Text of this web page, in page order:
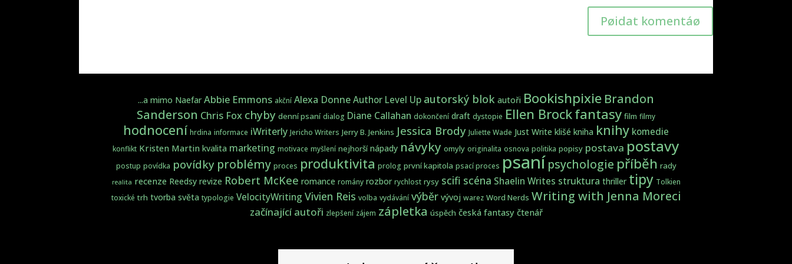
Pøidat komentáø
...a mimo Naefar Abbie Emmons akční Alexa DonneAuthor Level Up autorský blok autoři Bookishpixie Brandon
Sanderson Chris Fox chyby denní psaní dialog Diane Callahan dokončení draft dystopie Ellen Brockfantasy film filmy
hodnocení hrdina informace iWriterly Jericho Writers Jerry B. Jenkins Jessica Brody Juliette Wade Just Write klišé kniha knihy komedie
konflikt Kristen Martin kvalita marketing motivace myšlení nejhorší nápady návyky omyly originalita osnova politika popisy postava postavy
postup povídka povídky problémy proces produktivita prolog první kapitola psací proces psaní psychologie příběh rady
realita recenze Reedsy revize Robert McKee romance romány rozbor rychlost rysy scifi scéna Shaelin Writes struktura thriller tipy Tolkien
toxické trh tvorba světa typologie VelocityWriting Vivien Reis volba vydávání výběr vývoj warez Word Nerds Writing with Jenna Moreci
začínající autoři zlepšení zájem zápletka úspěch česká fantasy čtenář